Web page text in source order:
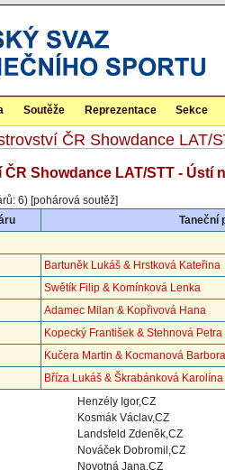
Soutěže Reprezentace Sekce
ČR Showdance LAT/
ČR Showdance LAT/STT - Ústí
6) [pohárová soutěž]
Taneční
Bartuněk Lukáš & Hrstková Kateřina
Swětík Filip & Komínková Lenka
Adamec Milan & Kopřivová Hana
Kopecký František & Stehnová Petra
Kučera Martin & Kocmanová Barbora
Bříza Lukáš & Škrabánková Karolína
Henzély Igor,CZ
Kosmák Václav,CZ
Landsfeld Zdeněk,CZ
Nováček Dobromil,CZ
Novotná Jana,CZ